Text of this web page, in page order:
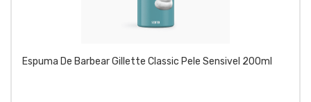
Espuma De Barbear Gillette Classic Pele Sensivel 200ml